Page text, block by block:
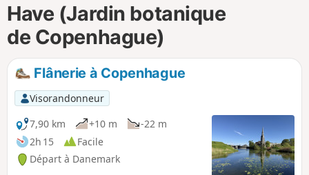
Have (Jardin botanique
de Copenhague)
Flânerie à Copenhague
Visorandonneur
7,90 km
+10 m
-22 m
2h 15
Facile
Départ à Danemark